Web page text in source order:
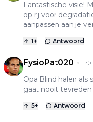
Fantastische visie!
op rij voor
aanpassen aan je
1+ Antwoord
FysioPat020 17
Opa Blind halen als
gaat nooit
5+ Antwoord